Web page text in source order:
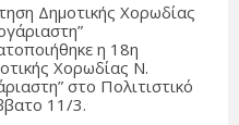
Δημοτικής Χορωδίας
η 18η
Χορωδίας Ν.
στο Πολιτιστικό
11/3.